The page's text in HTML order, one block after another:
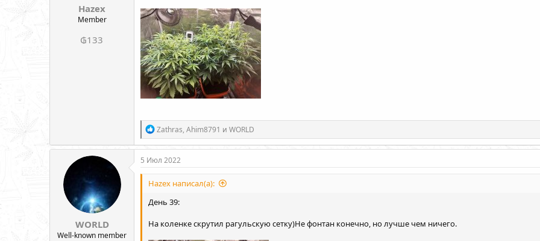
Hazex
Member
₲133
Р
е
а
к
и
Zathras, Ahim8791 и WORLD
WORLD
Well-known member
5 Июл 2022
Hazex написал(а):
День 39:
На коленке скрутил рагульскую сетку)Не фонтан конечно, но лучше чем ничего.